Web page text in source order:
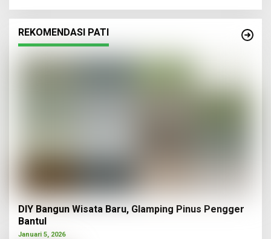
REKOMENDASI PATI
DIY Bangun Wisata Baru, Glamping Pinus Pengger
Bantul
Januari 5, 2026